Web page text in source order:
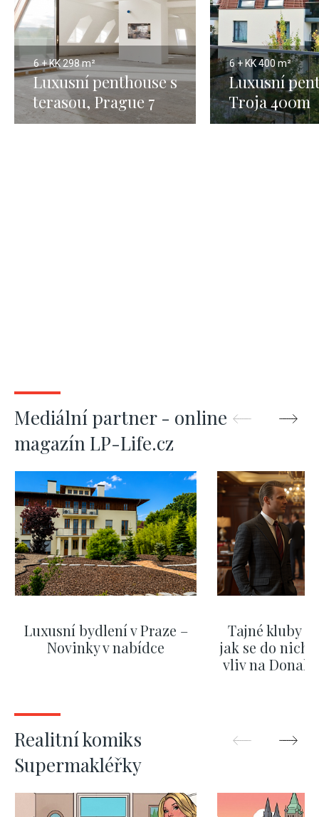
6 + KK298 m²
Luxusní penthouse s
terasou, Prague 7
Troja - 341m
6 + KK400 m²
Luxusní
Troja 400m
Mediální partner - online
magazín LP-Life.cz
Luxusní bydlení v Praze –
Novinky v nabídce
Tajné kluby
jak se do nich
vliv na
Realitní komiks
Supermakléřky